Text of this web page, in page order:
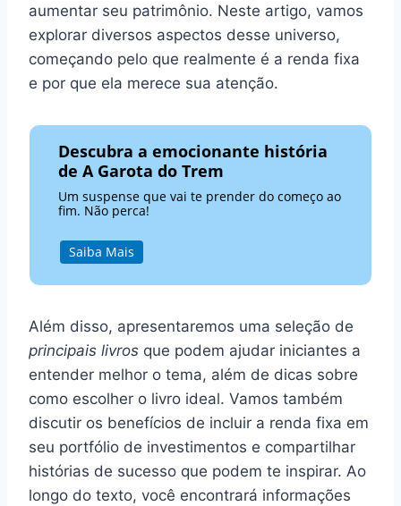
aumentar seu patrimônio. Neste artigo, vamos
explorar diversos aspectos desse universo,
começando pelo que realmente é a renda fixa
e por que ela merece sua atenção.
Descubra a emocionante história
de A Garota do Trem
Um suspense que vai te prender do começo ao
fim. Não perca!
Saiba Mais
Além disso, apresentaremos uma seleção de
principais livros que podem ajudar iniciantes a
entender melhor o tema, além de dicas sobre
como escolher o livro ideal. Vamos também
discutir os benefícios de incluir a renda fixa em
seu portfólio de investimentos e compartilhar
histórias de sucesso que podem te inspirar. Ao
longo do texto, você encontrará informações